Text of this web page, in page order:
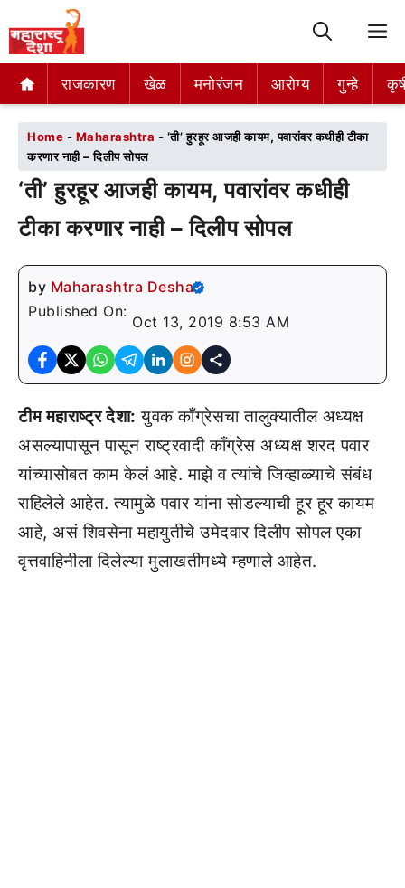
राजकारण खेळ मनोरंजन आरोग्य गुन्हे
राजकारण खेळ मनोरंजन आरोग्य गुन्हे
Home - Maharashtra - ‘ती’ हुरहूर आजही कायम, पवारांवर कधीही टीका
करणार नाही – दिलीप सोपल
‘ती’ हुरहूर आजही कायम, पवारांवर कधीही
टीका करणार नाही – दिलीप सोपल
by Maharashtra Desha
Published On:
Oct 13, 2019 8:53 AM
टीम महाराष्ट्र देशा: युवक काँग्रेसचा तालुक्यातील अध्यक्ष
असल्यापासून पासून राष्ट्रवादी काँग्रेस अध्यक्ष शरद पवार
यांच्यासोबत काम केलं आहे. माझे व त्यांचे जिव्हाळ्याचे संबंध
राहिलेले आहेत. त्यामुळे पवार यांना सोडल्याची हूर हूर कायम
आहे, असं शिवसेना महायुतीचे उमेदवार दिलीप सोपल एका
वृत्तवाहिनीला दिलेल्या मुलाखतीमध्ये म्हणाले आहेत.